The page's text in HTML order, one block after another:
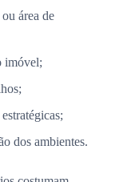
área de
imóvel;
dos ambientes.